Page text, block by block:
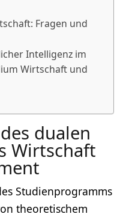
Fragen und
Intelligenz im
Wirtschaft und
dualen
Wirtschaft
Studienprogramms
theoretischem